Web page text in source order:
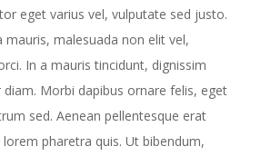
eget varius vel, vulputate sed justo.
mauris, malesuada non elit vel,
In a mauris tincidunt, dignissim
Morbi dapibus ornare felis, eget
sed. Aenean pellentesque erat
pharetra quis. Ut bibendum,